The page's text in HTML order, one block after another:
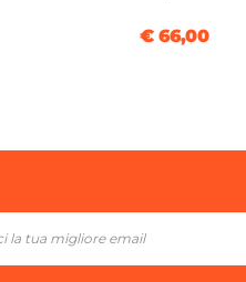
€ 66,00